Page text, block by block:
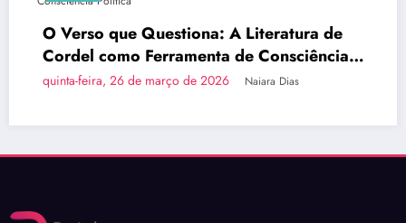
Verso que Questiona: A Literatura de
como Ferramenta de Consciência
feira, 26 de março de 2026 Naiara Dias